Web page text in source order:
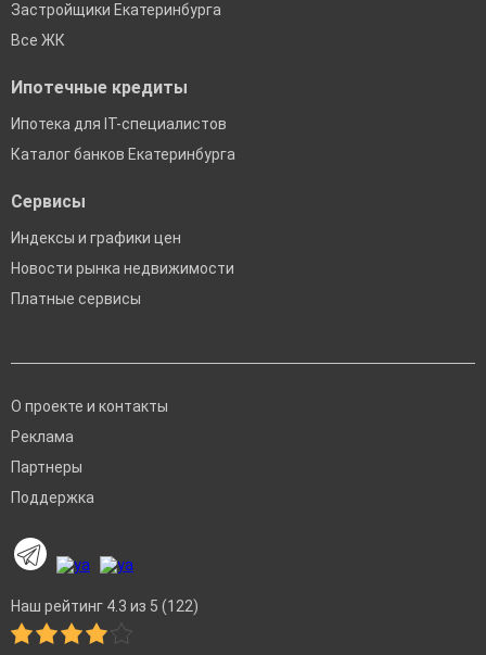
Застройщики Екатеринбурга
Все ЖК
Ипотечные кредиты
Ипотека для IT-специалистов
Каталог банков Екатеринбурга
Сервисы
Индексы и графики цен
Новости рынка недвижимости
Платные сервисы
О проекте и контакты
Реклама
Партнеры
Поддержка
Наш рейтинг 4.3 из 5 (122)